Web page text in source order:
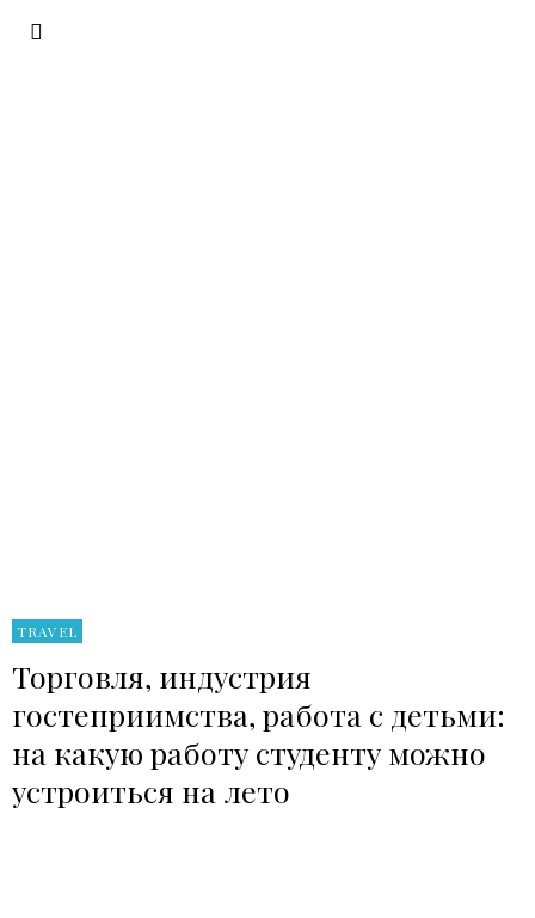
TRAVEL
Торговля, индустрия
гостеприимства, работа с детьми:
на какую работу студенту можно
устроиться на лето